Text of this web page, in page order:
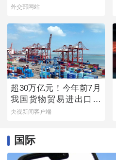
举行
外交部网站
超30万亿元！今年前7月
我国货物贸易进出口延
续增长态势
央视新闻客户端
国际